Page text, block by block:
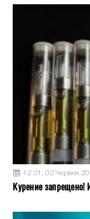
12:21, 02 Червня
Курение запрещено!